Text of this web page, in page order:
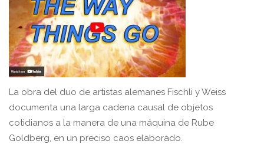
La obra del duo de artistas alemanes Fischli y Weiss
documenta una larga cadena causal de objetos
cotidianos a la manera de una máquina de Rube
Goldberg, en un preciso caos elaborado.